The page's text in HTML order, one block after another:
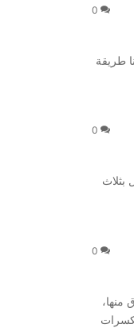
0
طريقة
0
بثلاث
0
منها،